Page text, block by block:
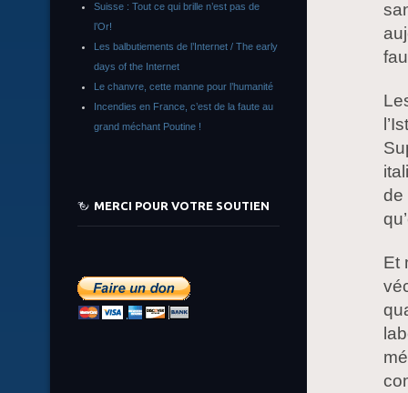
de
Et
Suisse : Tout ce qui brille n’est pas de
l’Or!
Les balbutiements de l’Internet / The early
days of the Internet
Le chanvre, cette manne pour l’humanité
Incendies en France, c’est de la faute au
grand méchant Poutine !
MERCI POUR VOTRE SOUTIEN